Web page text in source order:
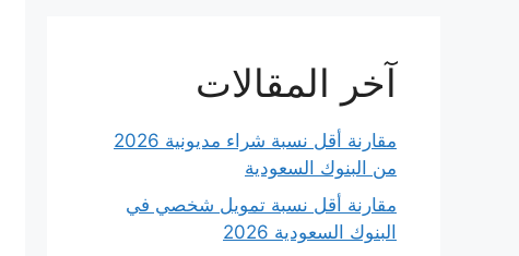
آخر المقالات
مقارنة أقل نسبة شراء مديونية 2026
من البنوك السعودية
مقارنة أقل نسبة تمويل شخصي في
البنوك السعودية 2026